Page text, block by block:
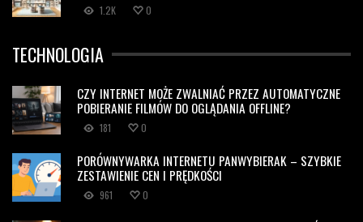
1.2K 0
TECHNOLOGIA
CZY INTERNET MOŻE ZWALNIAĆ PRZEZ AUTOMATYCZNE
POBIERANIE FILMÓW DO OGLĄDANIA OFFLINE?
181 0
PORÓWNYWARKA INTERNETU PANWYBIERAK – SZYBKIE
ZESTAWIENIE CEN I PRĘDKOŚCI
961 0